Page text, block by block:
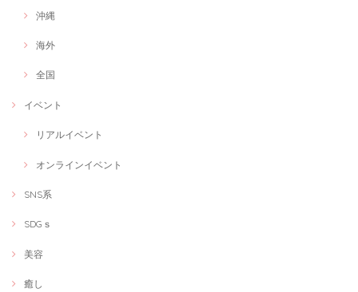
沖縄
海外
全国
イベント
リアルイベント
オンラインイベント
SNS系
SDGｓ
美容
癒し